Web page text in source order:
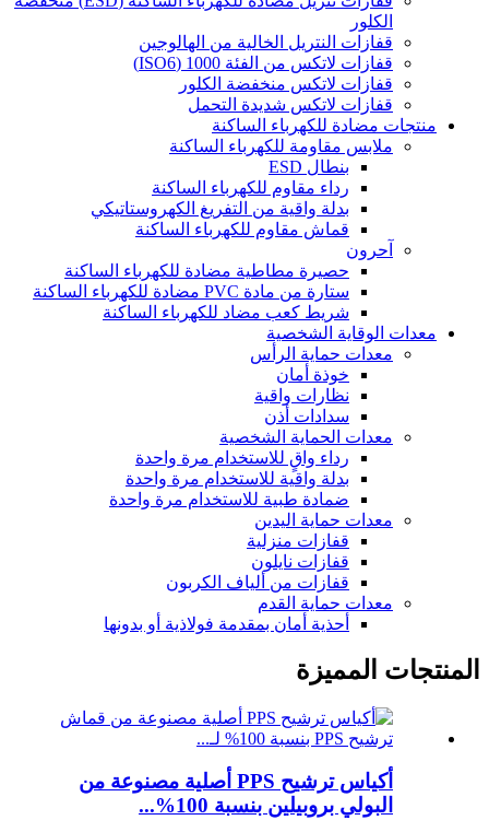
الكلور
قفازات النتريل الخالية من الهالوجين
قفازات لاتكس من الفئة 1000 (ISO6)
قفازات لاتكس منخفضة الكلور
قفازات لاتكس شديدة التحمل
منتجات مضادة للكهرباء الساكنة
ملابس مقاومة للكهرباء الساكنة
بنطال ESD
رداء مقاوم للكهرباء الساكنة
بدلة واقية من التفريغ الكهروستاتيكي
قماش مقاوم للكهرباء الساكنة
آحرون
حصيرة مطاطية مضادة للكهرباء الساكنة
ستارة من مادة PVC مضادة للكهرباء الساكنة
شريط كعب مضاد للكهرباء الساكنة
معدات الوقاية الشخصية
معدات حماية الرأس
خوذة أمان
نظارات واقية
سدادات أذن
معدات الحماية الشخصية
رداء واقٍ للاستخدام مرة واحدة
بدلة واقية للاستخدام مرة واحدة
ضمادة طبية للاستخدام مرة واحدة
معدات حماية اليدين
قفازات منزلية
قفازات نايلون
قفازات من ألياف الكربون
معدات حماية القدم
أحذية أمان بمقدمة فولاذية أو بدونها
المنتجات المميزة
أكياس ترشيح PPS أصلية مصنوعة من
البولي بروبيلين بنسبة 100%...